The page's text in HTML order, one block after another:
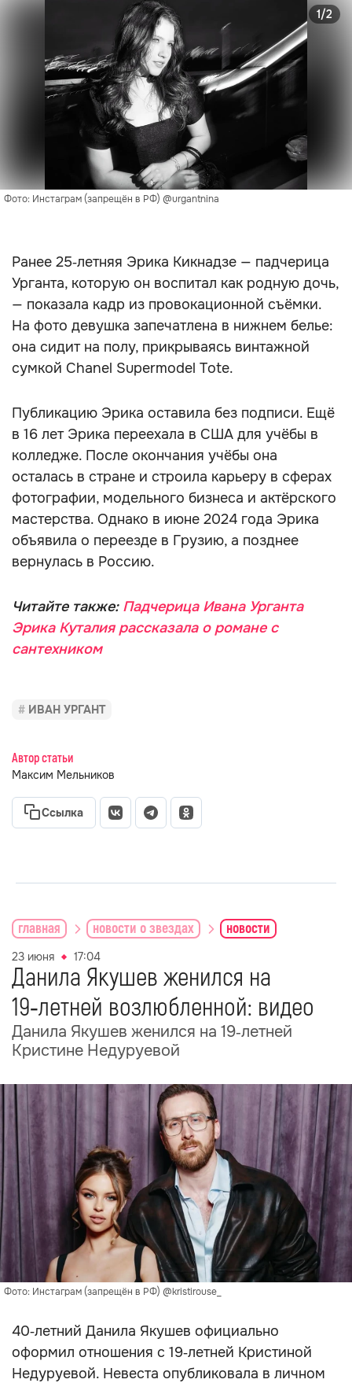
Фото: Инстаграм (запрещён в РФ) @urgantnina
1/2
Ранее 25‑летняя Эрика Кикнадзе — падчерица
Урганта, которую он воспитал как родную дочь,
— показала кадр из провокационной съёмки.
На фото девушка запечатлена в нижнем белье:
она сидит на полу, прикрываясь винтажной
сумкой Chanel Supermodel Tote.
Публикацию Эрика оставила без подписи. Ещё
в 16 лет Эрика переехала в США для учёбы в
колледже. После окончания учёбы она
осталась в стране и строила карьеру в сферах
фотографии, модельного бизнеса и актёрского
мастерства. Однако в июне 2024 года Эрика
объявила о переезде в Грузию, а позднее
вернулась в Россию.
Читайте также: Падчерица Ивана Урганта
Эрика Куталия рассказала о романе с
сантехником
ИВАН УРГАНТ
Автор статьи
Максим Мельников
Ссылка
главная новости о звездах новости
23 июня 17:04
Данила Якушев женился на
19‑летней возлюбленной: видео
Данила Якушев женился на 19‑летней
Кристине Недуруевой
Фото: Инстаграм (запрещён в РФ) @kristirouse_
40‑летний Данила Якушев официально
оформил отношения с 19‑летней Кристиной
Недуруевой. Невеста опубликовала в личном